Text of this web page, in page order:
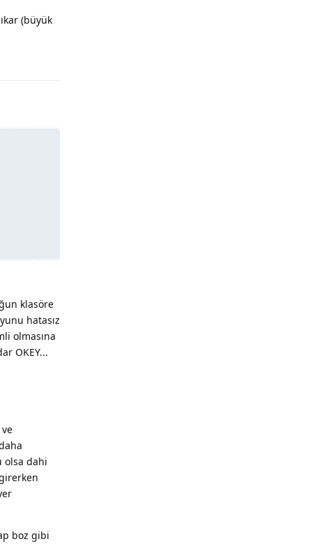
(büyük
klasöre
hatasız
olmasına
OKEY...
olsa dahi
boz gibi